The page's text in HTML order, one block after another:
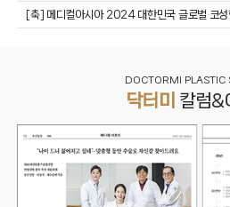
[축] 메디컬아시아 2024 대한민국 글로벌 코성
DOCTORMI PLASTIC
닥터미 칼럼&